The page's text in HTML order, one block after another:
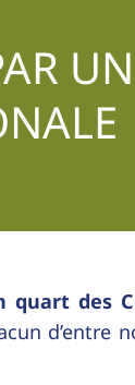
quart des
d’entre